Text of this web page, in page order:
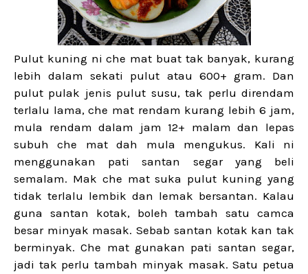
Pulut kuning ni che mat buat tak banyak, kurang
lebih dalam sekati pulut atau 600+ gram. Dan
pulut pulak jenis pulut susu, tak perlu direndam
terlalu lama, che mat rendam kurang lebih 6 jam,
mula rendam dalam jam 12+ malam dan lepas
subuh che mat dah mula mengukus. Kali ni
menggunakan pati santan segar yang beli
semalam. Mak che mat suka pulut kuning yang
tidak terlalu lembik dan lemak bersantan. Kalau
guna santan kotak, boleh tambah satu camca
besar minyak masak. Sebab santan kotak kan tak
berminyak. Che mat gunakan pati santan segar,
jadi tak perlu tambah minyak masak. Satu petua